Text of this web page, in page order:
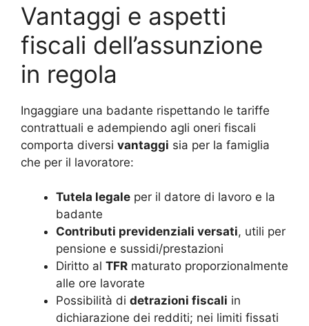
Vantaggi e aspetti
fiscali dell’assunzione
in regola
Ingaggiare una badante rispettando le tariffe
contrattuali e adempiendo agli oneri fiscali
comporta diversi vantaggi sia per la famiglia
che per il lavoratore:
Tutela legale per il datore di lavoro e la
badante
Contributi previdenziali versati, utili per
pensione e sussidi/prestazioni
Diritto al TFR maturato proporzionalmente
alle ore lavorate
Possibilità di detrazioni fiscali in
dichiarazione dei redditi; nei limiti fissati